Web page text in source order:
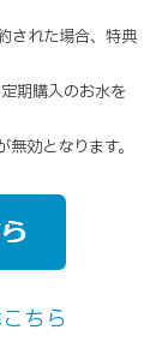
された場合、特典
期購入のお水を
効となります。
ちら